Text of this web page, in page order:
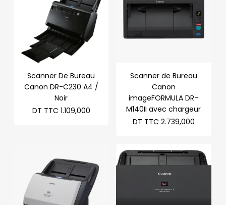
Scanner De Bureau
Canon DR-C230 A4 /
Noir
DT TTC 1.109,000
Scanner de Bureau
Canon
imageFORMULA DR-
M140II avec chargeur
DT TTC 2.739,000